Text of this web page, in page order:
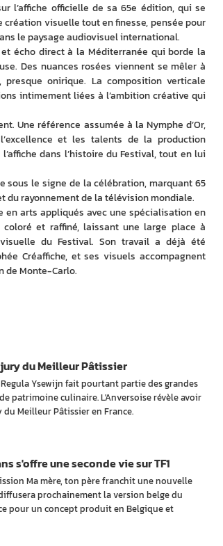
l’affiche officielle de sa 65e édition, qui se
création visuelle tout en finesse, pensée pour
le paysage audiovisuel international.
écho direct à la Méditerranée qui borde la
Des nuances rosées viennent se mêler à
onirique. La composition verticale
intimement liées à l’ambition créative qui
Une référence assumée à la Nymphe d’Or,
et les talents de la production
dans l’histoire du Festival, tout en lui
sous le signe de la célébration, marquant 65
du rayonnement de la télévision mondiale.
arts appliqués avec une spécialisation en
et raffiné, laissant une large place à
du Festival. Son travail a déjà été
Créaffiche, et ses visuels accompagnent
de Monte-Carlo.
Ysewijn fait pourtant partie des grandes
patrimoine culinaire. L'Anversoise révèle avoir
Meilleur Pâtissier en France.
du Meilleur Pâtissier
Ma mère, ton père franchit une nouvelle
prochainement la version belge du
pour un concept produit en Belgique et
s'offre une seconde vie sur TF1